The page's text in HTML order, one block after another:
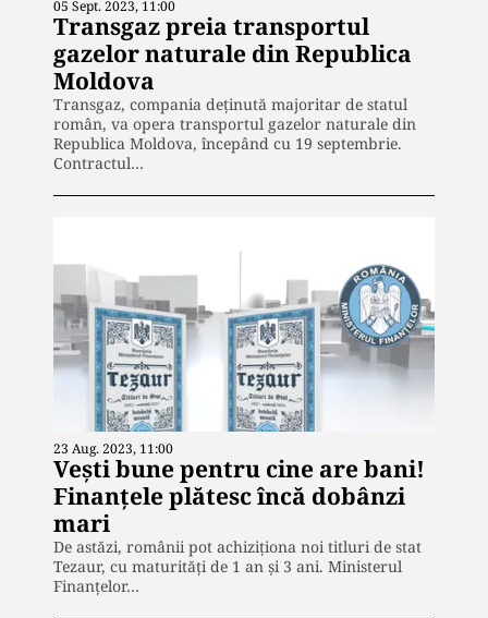
05 Sept. 2023, 11:00
Transgaz preia transportul
gazelor naturale din Republica
Moldova
Transgaz, compania deținută majoritar de statul
român, va opera transportul gazelor naturale din
Republica Moldova, începând cu 19 septembrie.
Contractul…
23 Aug. 2023, 11:00
Vești bune pentru cine are bani!
Finanțele plătesc încă dobânzi
mari
De astăzi, românii pot achiziționa noi titluri de stat
Tezaur, cu maturităţi de 1 an şi 3 ani. Ministerul
Finanțelor…